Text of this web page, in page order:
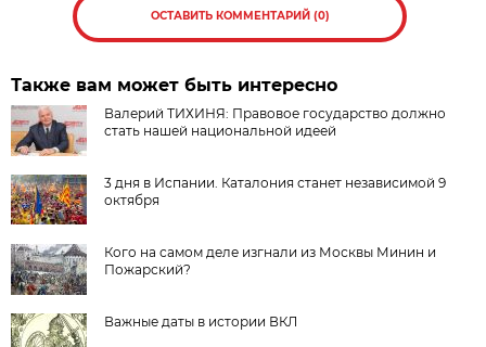
ОСТАВИТЬ КОММЕНТАРИЙ (0)
Также вам может быть интересно
Валерий ТИХИНЯ: Правовое государство должно
стать нашей национальной идеей
3 дня в Испании. Каталония станет независимой 9
октября
Кого на самом деле изгнали из Москвы Минин и
Пожарский?
Важные даты в истории ВКЛ